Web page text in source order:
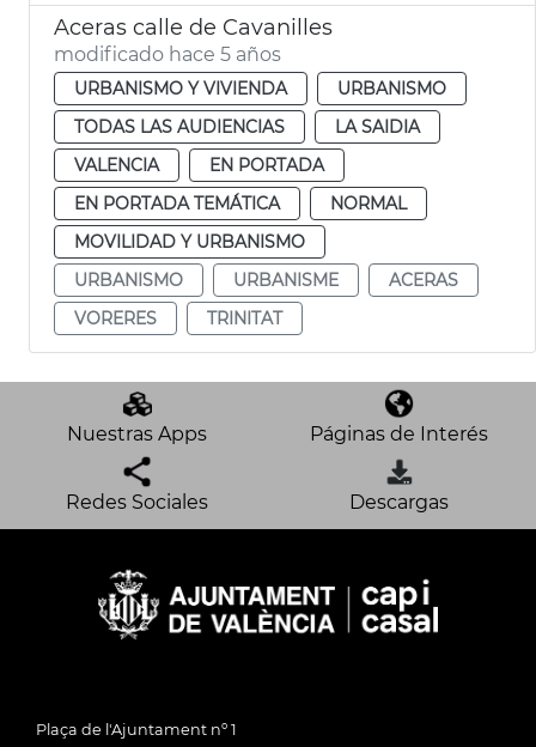
Aceras calle de Cavanilles
modificado hace 5 años
URBANISMO Y VIVIENDA
URBANISMO
TODAS LAS AUDIENCIAS
LA SAIDIA
VALENCIA
EN PORTADA
EN PORTADA TEMÁTICA
NORMAL
MOVILIDAD Y URBANISMO
URBANISMO
URBANISME
ACERAS
VORERES
TRINITAT
Nuestras Apps Páginas de Interés
Redes Sociales Descargas
Plaça de l'Ajuntament nº 1